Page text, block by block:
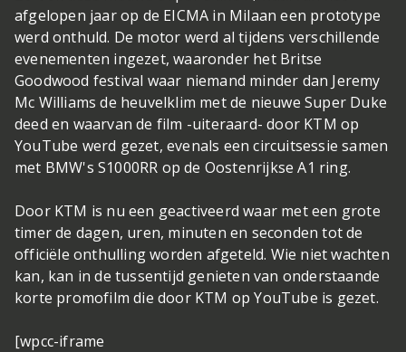
afgelopen jaar op de EICMA in Milaan een prototype
werd onthuld. De motor werd al tijdens verschillende
evenementen ingezet, waaronder het Britse
Goodwood festival waar niemand minder dan Jeremy
Mc Williams de heuvelklim met de nieuwe Super Duke
deed en waarvan de film -uiteraard- door KTM op
YouTube werd gezet, evenals een circuitsessie samen
met BMW's S1000RR op de Oostenrijkse A1 ring.
Door KTM is nu een geactiveerd waar met een grote
timer de dagen, uren, minuten en seconden tot de
officiële onthulling worden afgeteld. Wie niet wachten
kan, kan in de tussentijd genieten van onderstaande
korte promofilm die door KTM op YouTube is gezet.
[wpcc-iframe